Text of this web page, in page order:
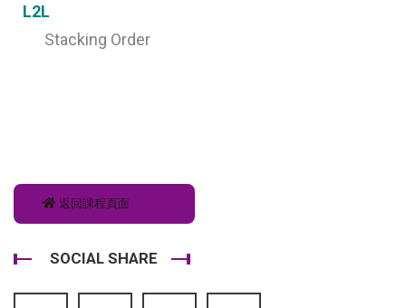
L2L
Stacking Order
返回課程頁面
SOCIAL SHARE